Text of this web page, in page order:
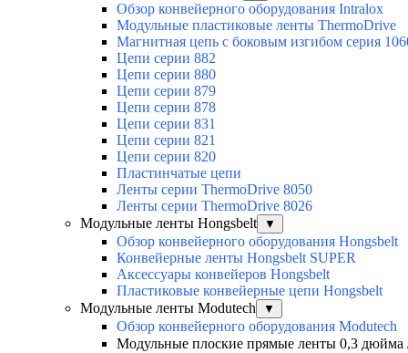
Обзор конвейерного оборудования Intralox
Модульные пластиковые ленты ThermoDrive
Магнитная цепь с боковым изгибом серия
Цепи серии 882
Цепи серии 880
Цепи серии 879
Цепи серии 878
Цепи серии 831
Цепи серии 821
Цепи серии 820
Пластинчатые цепи
Ленты серии ThermoDrive 8050
Ленты серии ThermoDrive 8026
Модульные ленты Hongsbelt
▼
Обзор конвейерного оборудования Hongsbelt
Конвейерные ленты Hongsbelt SUPER
Аксессуары конвейеров Hongsbelt
Пластиковые конвейерные цепи Hongsbelt
Модульные ленты Modutech
▼
Обзор конвейерного оборудования Modutech
Модульные плоские прямые ленты 0,3 дюйма